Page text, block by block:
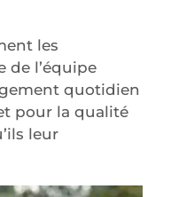
les
de l’équipe
quotidien
pour la qualité
leur